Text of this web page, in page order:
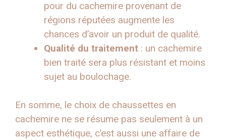
pour du cachemire provenant de
régions réputées augmente les
chances d’avoir un produit de qualité.
Qualité du traitement : un cachemire
bien traité sera plus résistant et moins
sujet au boulochage.
En somme, le choix de chaussettes en
cachemire ne se résume pas seulement à un
aspect esthétique, c’est aussi une affaire de